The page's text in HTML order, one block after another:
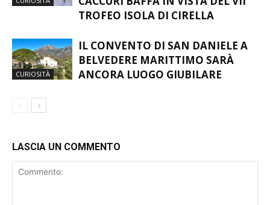
TROFEO ISOLA DI CIRELLA
CURIOSITÀ
IL CONVENTO DI SAN DANIELE A
BELVEDERE MARITTIMO SARÀ
ANCORA LUOGO GIUBILARE
LASCIA UN COMMENTO